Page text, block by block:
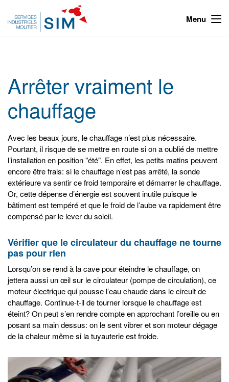
Menu
Arrêter vraiment le
chauffage
Avec les beaux jours, le chauffage n’est plus nécessaire.
Pourtant, il risque de se mettre en route si on a oublié de mettre
l’installation en position "été". En effet, les petits matins peuvent
encore être frais: si le chauffage n’est pas arrêté, la sonde
extérieure va sentir ce froid temporaire et démarrer le chauffage.
Or, cette dépense d’énergie est souvent inutile puisque le
bâtiment est tempéré et que le froid de l’aube va rapidement être
compensé par le lever du soleil.
Vérifier que le circulateur du chauffage ne tourne
pas pour rien
Lorsqu’on se rend à la cave pour éteindre le chauffage, on
jettera aussi un œil sur le circulateur (pompe de circulation), ce
moteur électrique qui pousse l’eau chaude dans le circuit de
chauffage. Continue-t-il de tourner lorsque le chauffage est
éteint? On peut s’en rendre compte en approchant l’oreille ou en
posant sa main dessus: on le sent vibrer et son moteur dégage
de la chaleur même si la tuyauterie est froide.